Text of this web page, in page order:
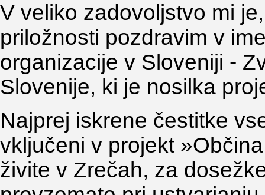
V veliko zadovoljstvo mi
priložnosti pozdravim v
organizacije v Sloveniji -
Slovenije, ki je nosilka
Najprej iskrene čestitke
vključeni v projekt
živite v Zrečah, za